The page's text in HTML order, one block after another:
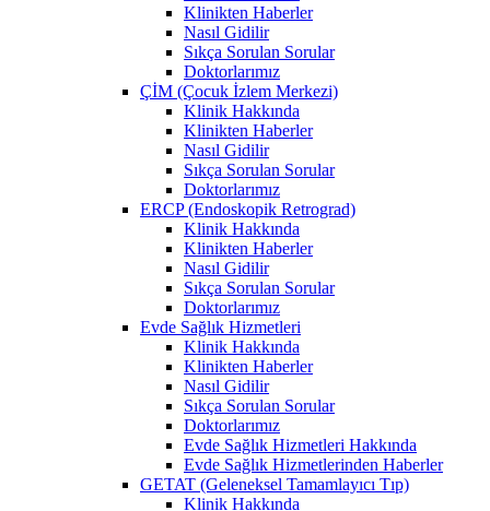
Klinikten Haberler
Nasıl Gidilir
Sıkça Sorulan Sorular
Doktorlarımız
ÇİM (Çocuk İzlem Merkezi)
Klinik Hakkında
Klinikten Haberler
Nasıl Gidilir
Sıkça Sorulan Sorular
Doktorlarımız
ERCP (Endoskopik Retrograd)
Klinik Hakkında
Klinikten Haberler
Nasıl Gidilir
Sıkça Sorulan Sorular
Doktorlarımız
Evde Sağlık Hizmetleri
Klinik Hakkında
Klinikten Haberler
Nasıl Gidilir
Sıkça Sorulan Sorular
Doktorlarımız
Evde Sağlık Hizmetleri Hakkında
Evde Sağlık Hizmetlerinden Haberler
GETAT (Geleneksel Tamamlayıcı Tıp)
Klinik Hakkında